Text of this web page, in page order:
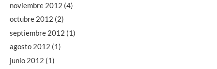
noviembre 2012 (4)
octubre 2012 (2)
septiembre 2012 (1)
agosto 2012 (1)
junio 2012 (1)